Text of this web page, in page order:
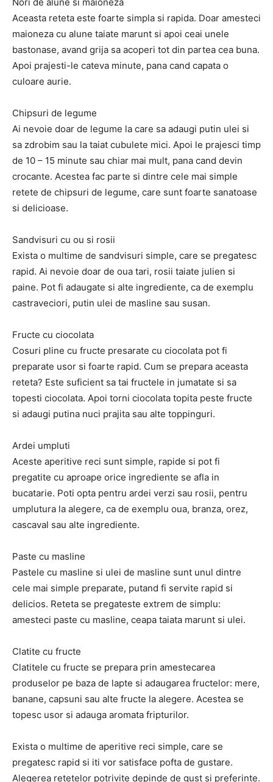
Aceasta reteta este foarte simpla si rapida. Doar amesteci
maioneza cu alune taiate marunt si apoi ceai unele
bastonase, avand grija sa acoperi tot din partea cea buna.
Apoi prajesti-le cateva minute, pana cand capata o
culoare aurie.
Chipsuri de legume
Ai nevoie doar de legume la care sa adaugi putin ulei si
sa zdrobim sau la taiat cubulete mici. Apoi le prajesci timp
de 10 – 15 minute sau chiar mai mult, pana cand devin
crocante. Acestea fac parte si dintre cele mai simple
retete de chipsuri de legume, care sunt foarte sanatoase
si delicioase.
Sandvisuri cu ou si rosii
Exista o multime de sandvisuri simple, care se pregatesc
rapid. Ai nevoie doar de oua tari, rosii taiate julien si
paine. Pot fi adaugate si alte ingrediente, ca de exemplu
castraveciori, putin ulei de masline sau susan.
Fructe cu ciocolata
Cosuri pline cu fructe presarate cu ciocolata pot fi
preparate usor si foarte rapid. Cum se prepara aceasta
reteta? Este suficient sa tai fructele in jumatate si sa
topesti ciocolata. Apoi torni ciocolata topita peste fructe
si adaugi putina nuci prajita sau alte toppinguri.
Ardei umpluti
Aceste aperitive reci sunt simple, rapide si pot fi
pregatite cu aproape orice ingrediente se afla in
bucatarie. Poti opta pentru ardei verzi sau rosii, pentru
umplutura la alegere, ca de exemplu oua, branza, orez,
cascaval sau alte ingrediente.
Paste cu masline
Pastele cu masline si ulei de masline sunt unul dintre
cele mai simple preparate, putand fi servite rapid si
delicios. Reteta se pregateste extrem de simplu:
amesteci paste cu masline, ceapa taiata marunt si ulei.
Clatite cu fructe
Clatitele cu fructe se prepara prin amestecarea
produselor pe baza de lapte si adaugarea fructelor: mere,
banane, capsuni sau alte fructe la alegere. Acestea se
topesc usor si adauga aromata fripturilor.
Exista o multime de aperitive reci simple, care se
pregatesc rapid si iti vor satisface pofta de gustare.
Alegerea retetelor potrivite depinde de gust si preferinte.